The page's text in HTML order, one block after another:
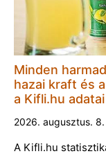
Minden
hazai kraft és
a Kifli.hu
2026. augusztus. 8.
A Kifli.hu